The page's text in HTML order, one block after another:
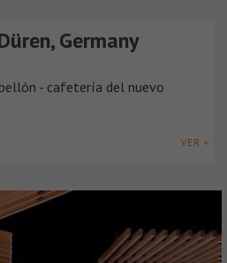
Germany
- cafetería del nuevo
VER +